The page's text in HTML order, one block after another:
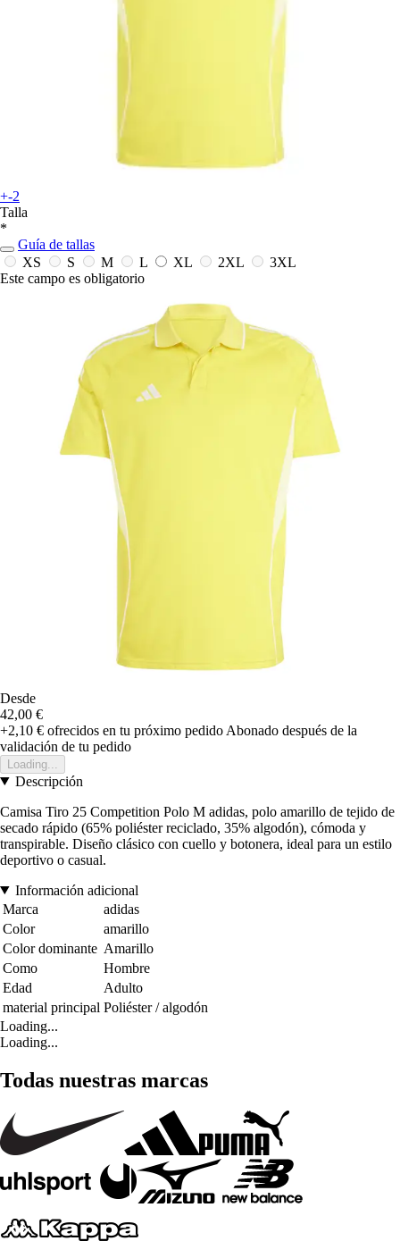
+-2
Talla
*
Guía de tallas
XS
S M L XL 2XL
3XL
Este campo es obligatorio
Desde
42,00 €
+2,10 € ofrecidos en tu próximo pedido Abonado después de la
validación de tu pedido
Loading...
Descripción
Camisa Tiro 25 Competition Polo M adidas, polo amarillo de tejido de
secado rápido (65% poliéster reciclado, 35% algodón), cómoda y
transpirable. Diseño clásico con cuello y botonera, ideal para un estilo
deportivo o casual.
Información adicional
Marca
adidas
Color
amarillo
Color dominante Amarillo
Como
Hombre
Edad
Adulto
material principal Poliéster / algodón
Loading...
Loading...
Todas nuestras marcas